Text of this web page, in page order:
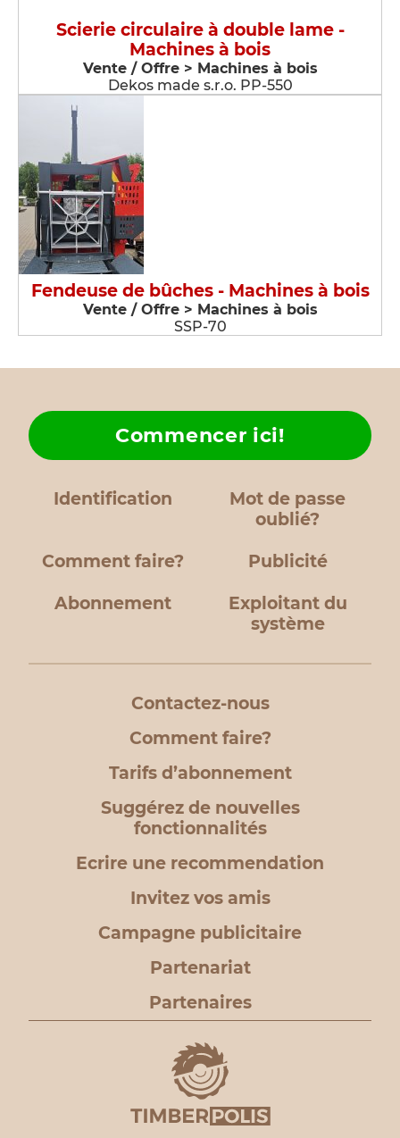
Scierie circulaire à double lame -
Machines à bois
Vente / Offre > Machines à bois
Dekos made s.r.o. PP-550
Fendeuse de bûches - Machines à bois
Vente / Offre > Machines à bois
SSP-70
Identification
Mot de passe
oublié?
Comment faire?
Commencer ici!
Publicité
Abonnement
Exploitant du
système
Contactez-nous
Comment faire?
Tarifs d’abonnement
Suggérez de nouvelles
fonctionnalités
Ecrire une recommendation
Invitez vos amis
Campagne publicitaire
Partenariat
Partenaires